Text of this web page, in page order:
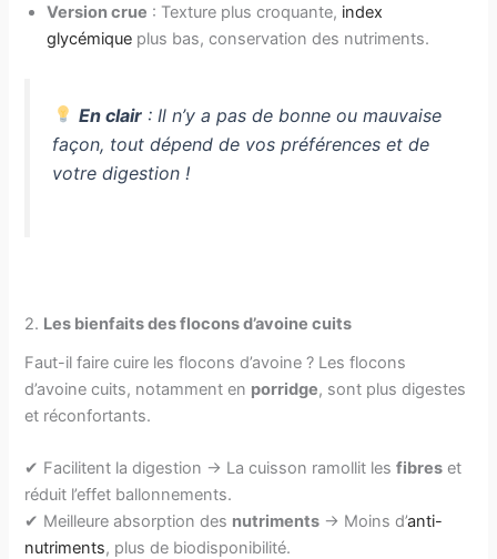
Version crue : Texture plus croquante, index
glycémique plus bas, conservation des nutriments.
En clair: Il n’y a pas de bonne ou mauvaise
façon, tout dépend de vos préférences et de
votre digestion !
2. Les bienfaits des flocons d’avoine cuits
Faut-il faire cuire les flocons d’avoine ? Les flocons
d’avoine cuits, notamment en porridge, sont plus digestes
et réconfortants.
✔ Facilitent la digestion → La cuisson ramollit lesfibres et
réduit l’effet ballonnements.
✔ Meilleure absorption des nutriments → Moins d’anti-
nutriments, plus de biodisponibilité.